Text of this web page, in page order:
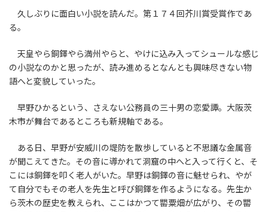
久しぶりに面白い小説を読んだ。第１７４回芥川賞受賞作であ
る。
天皇やら銅鐸やら満州やらと、やけに込み入ってシュールな感じ
の小説なのかと思ったが、読み進めるとなんとも興味尽きない物
語へと変貌していった。
早野ひかるという、さえない公務員の三十男の恋愛譚。大阪茨
木市が舞台であるところも新規軸である。
ある日、早野が安威川の堤防を散歩していると不思議な金属音
が聞こえてきた。その音に導かれて洞窟の中へと入って行くと、そ
こには銅鐸を叩く老人がいた。早野は銅鐸の音に魅せられ、やが
て自分でもその老人を先生と呼び銅鐸を作るようになる。先生か
ら茨木の歴史を教えられ、ここはかつて罌粟畑が広がり、その罌